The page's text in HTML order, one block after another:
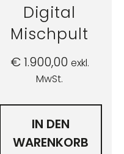
Digital
Mischpult
€1.900,00 exkl.
MwSt.
IN DEN
WARENKORB